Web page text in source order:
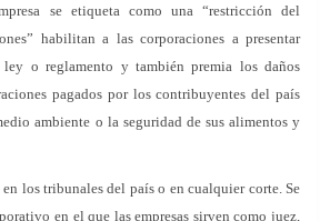
se etiqueta como una “restricción del
habilitan a las corporaciones a presentar
ley o reglamento y también premia los daños
pagados por los contribuyentes del país
ambiente o la seguridad de sus alimentos y
los tribunales del país o en cualquier corte. Se
en el que las empresas sirven como juez,